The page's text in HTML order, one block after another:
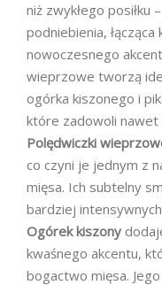
niż zwykłego posiłku
podniebienia,
nowoczesnego
wieprzowe tworzą
ogórka kiszonego i
które zadowoli nawet
Polędwiczki
co czyni je jednym z
mięsa. Ich subtelny
bardziej
Ogórek kiszony
kwaśnego akcentu,
bogactwo mięsa.